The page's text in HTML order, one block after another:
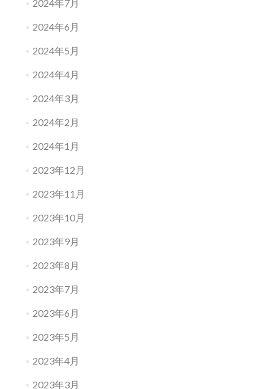
2024年7月
2024年6月
2024年5月
2024年4月
2024年3月
2024年2月
2024年1月
2023年12月
2023年11月
2023年10月
2023年9月
2023年8月
2023年7月
2023年6月
2023年5月
2023年4月
2023年3月